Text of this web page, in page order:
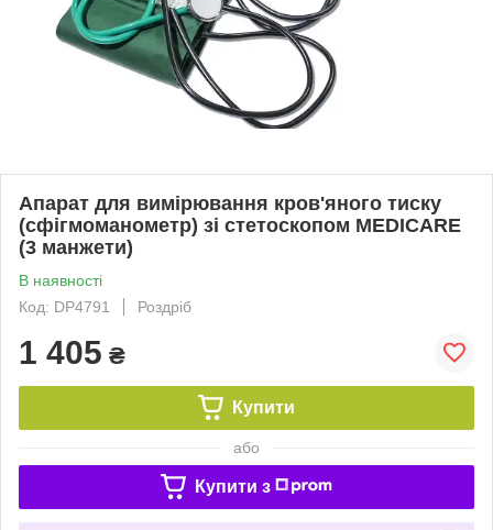
Апарат для вимірювання кров'яного тиску
(сфігмоманометр) зі стетоскопом MEDICARE
(3 манжети)
В наявності
Код: DP4791
Роздріб
1 405 ₴
Купити
або
Купити з